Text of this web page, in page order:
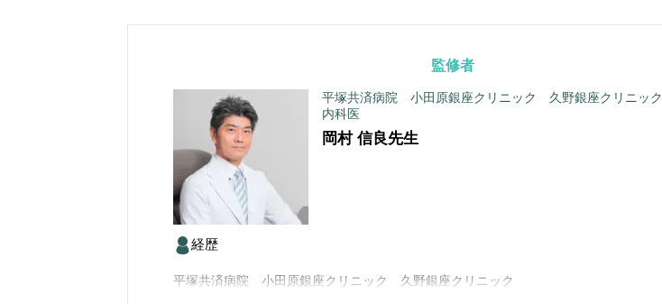
監修者
平塚共済病院 小田原銀座クリニック 久野銀座クリニック
内科医
岡村 信良先生
経歴
平塚共済病院 小田原銀座クリニック 久野銀座クリニック